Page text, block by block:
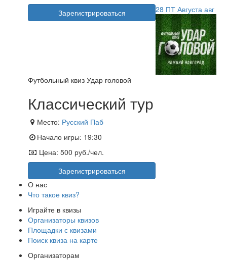
Зарегистрироваться
28 ПТ Августа авг
Футбольный квиз Удар головой
Классический тур
Место: Русский Паб
Начало игры: 19:30
Цена: 500 руб./чел.
Зарегистрироваться
О нас
Что такое квиз?
Играйте в квизы
Организаторы квизов
Площадки с квизами
Поиск квиза на карте
Организаторам